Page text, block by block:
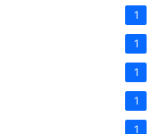
1
1
1
1
1